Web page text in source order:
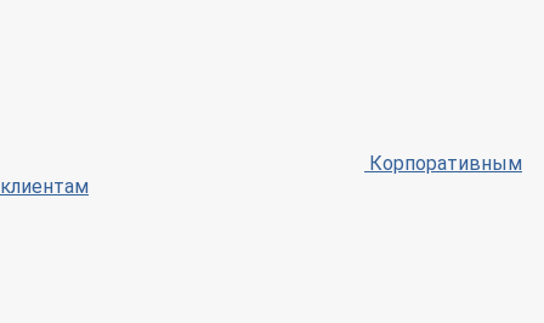
Корпоративным
клиентам